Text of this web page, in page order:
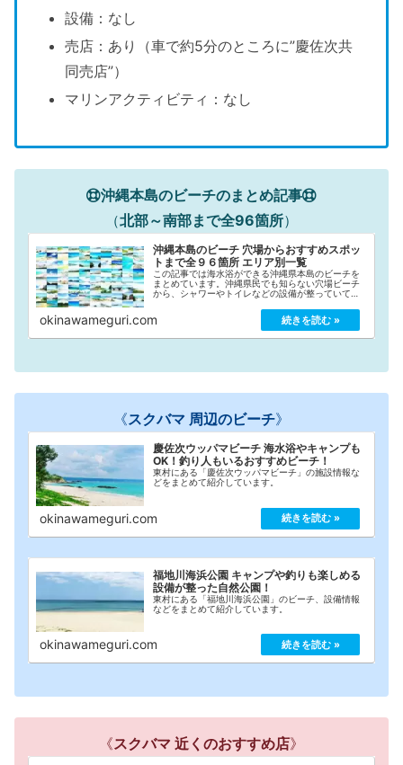
設備：なし
売店：あり（車で約5分のところに”慶佐次共
同売店”）
マリンアクティビティ：なし
沖縄本島のビーチのまとめ記事
（北部～南部まで全96箇所）
沖縄本島のビーチ 穴場からおすすめスポッ
トまで全９６箇所 エリア別一覧
この記事では海水浴ができる沖縄県本島のビーチを
まとめています。沖縄県民でも知らない穴場ビーチ
から、シャワーやトイレなどの設備が整っていて利
部」「中部」「南部」の市町村別に紹介していま
す！各ビーチへのアクセス方法はもちろん『駐車場
料金などの情報』や『更衣室、シャワーの有無』
okinawameguri.com
《スクバマ 周辺のビーチ》
慶佐次ウッパマビーチ 海水浴やキャンプも
OK！釣り人もいるおすすめビーチ！
東村にある「慶佐次ウッパマビーチ」の施設情報な
どをまとめて紹介しています。
okinawameguri.com
福地川海浜公園 キャンプや釣りも楽しめる
設備が整った自然公園！
東村にある「福地川海浜公園」のビーチ、設備情報
などをまとめて紹介しています。
okinawameguri.com
《スクバマ 近くのおすすめ店》